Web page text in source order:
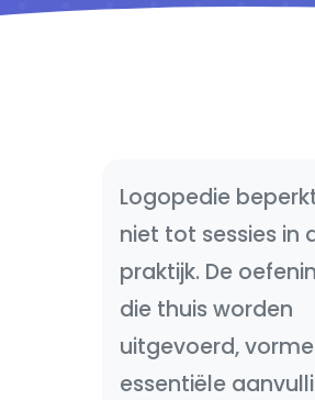
Logopedie
niet tot sessies in
praktijk. De
die thuis worden
uitgevoerd,
essentiële